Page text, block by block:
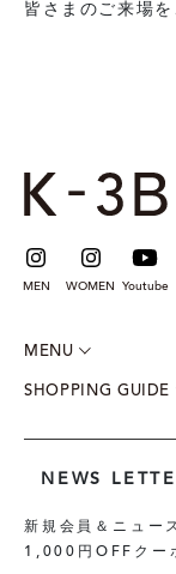
皆さまのご来場
MEN WOMEN Youtube
MENU
SHOPPING GUIDE
NEWS
新規会員＆ニュー
1,000円OFFクー